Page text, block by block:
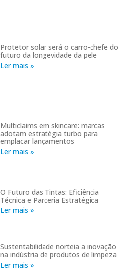
Protetor solar será o carro-chefe do
futuro da longevidade da pele
Ler mais »
Multiclaims em skincare: marcas
adotam estratégia turbo para
emplacar lançamentos
Ler mais »
O Futuro das Tintas: Eficiência
Técnica e Parceria Estratégica
Ler mais »
Sustentabilidade norteia a inovação
na indústria de produtos de limpeza
Ler mais »